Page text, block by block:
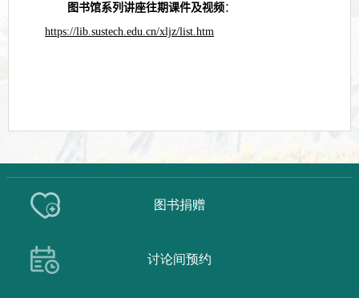
图书馆系列讲座往期课件及视频：
https://lib.sustech.edu.cn/xljz/list.htm
图书捐赠
讨论间预约